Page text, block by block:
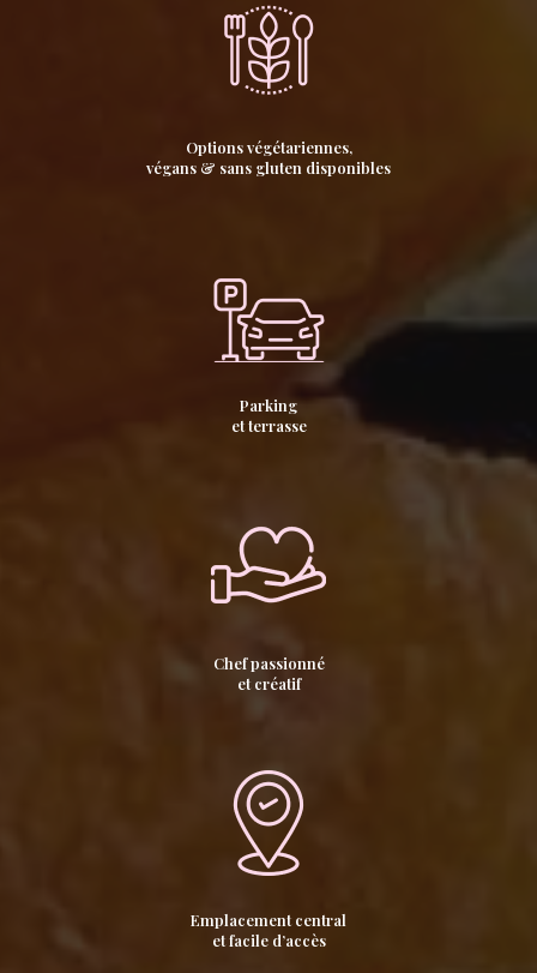
Options végétariennes,
végans & sans gluten disponibles
Parking
et terrasse
Chef passionné
et créatif
Emplacement central
et facile d’accès